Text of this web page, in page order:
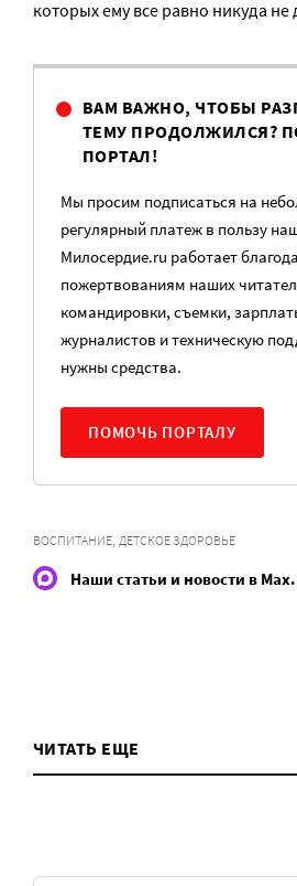
которых ему все равно никуда не
ВАМ ВАЖНО, ЧТОБЫ
ТЕМУ ПРОДОЛЖИЛСЯ?
ПОРТАЛ!
Мы просим подписаться на
регулярный платеж в пользу
Милосердие.ru работает
пожертвованиям наших
командировки, съемки,
журналистов и техническую
нужны средства.
ПОМОЧЬ ПОРТАЛУ
ВОСПИТАНИЕ, ДЕТСКОЕ ЗДОРОВЬЕ
Наши статьи и новости в
ЧИТАТЬ ЕЩЕ